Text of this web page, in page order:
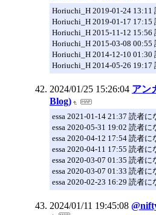
Horiuchi_H 2019-01-24 13:11
Horiuchi_H 2019-01-17 17:15
Horiuchi_H 2015-11-12 15:56
Horiuchi_H 2015-03-08 00:55
Horiuchi_H 2014-12-10 01:30
Horiuchi_H 2014-05-26 19:17
2024/01/25 15:26:04 アン
Blog)
essa 2021-01-14 21:37 読者に
essa 2020-05-31 19:02 読者に
essa 2020-04-12 17:54 読者に
essa 2020-04-11 17:55 読者に
essa 2020-03-07 01:35 読者に
essa 2020-03-07 01:33 読者に
essa 2020-02-23 16:29 読者に
2024/01/11 19:45:08